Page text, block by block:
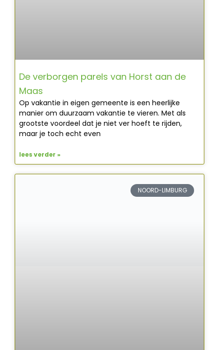
De verborgen parels van Horst aan de
Maas
Op vakantie in eigen gemeente is een heerlijke
manier om duurzaam vakantie te vieren. Met als
grootste voordeel dat je niet ver hoeft te rijden,
maar je toch echt even
lees verder »
NOORD-LIMBURG